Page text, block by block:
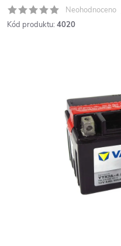
Neohodnoceno
Kód produktu: 4020